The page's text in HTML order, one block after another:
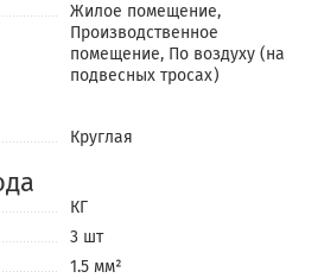
Жилое помещение,
Производственное
помещение, По воздуху (на
подвесных тросах)
Круглая
КГ
3 шт
1.5 мм²